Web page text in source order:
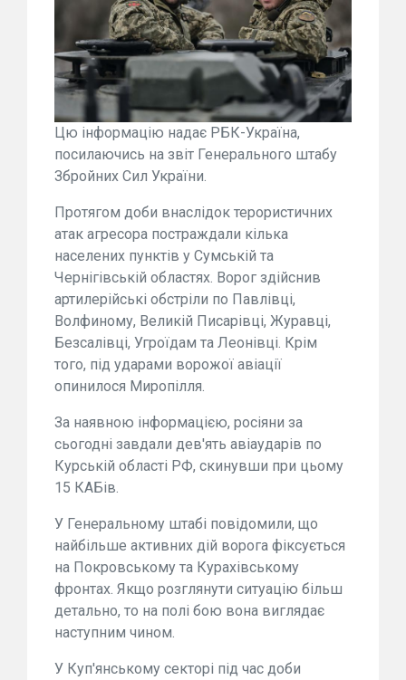
Цю інформацію надає РБК-Україна,
посилаючись на звіт Генерального штабу
Збройних Сил України.
Протягом доби внаслідок терористичних
атак агресора постраждали кілька
населених пунктів у Сумській та
Чернігівській областях. Ворог здійснив
артилерійські обстріли по Павлівці,
Волфиному, Великій Писарівці, Журавці,
Безсалівці, Угроїдам та Леонівці. Крім
того, під ударами ворожої авіації
опинилося Миропілля.
За наявною інформацією, росіяни за
сьогодні завдали дев'ять авіаударів по
Курській області РФ, скинувши при цьому
15 КАБів.
У Генеральному штабі повідомили, що
найбільше активних дій ворога фіксується
на Покровському та Курахівському
фронтах. Якщо розглянути ситуацію більш
детально, то на полі бою вона виглядає
наступним чином.
У Куп'янському секторі під час доби